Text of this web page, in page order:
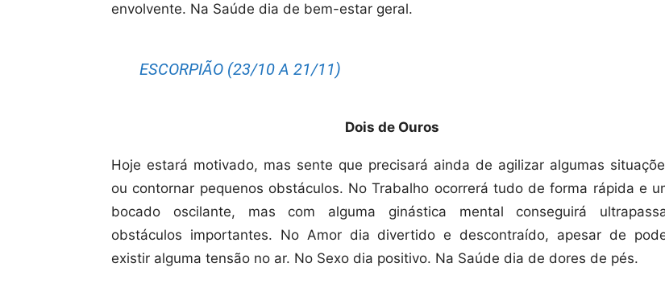
envolvente. Na Saúde dia de bem-estar geral.
ESCORPIÃO (23/10 A 21/11)
Dois de Ouros
Hoje estará motivado, mas sente que precisará ainda de agilizar algumas
ou contornar pequenos obstáculos. No Trabalho ocorrerá tudo de forma rápida e
bocado oscilante, mas com alguma ginástica mental conseguirá
obstáculos importantes. No Amor dia divertido e descontraído, apesar de
existir alguma tensão no ar. No Sexo dia positivo. Na Saúde dia de dores de pés.